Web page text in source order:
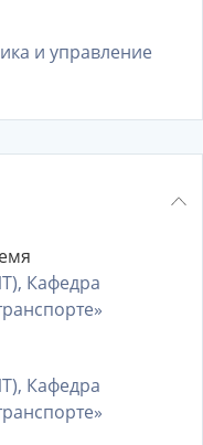
и управление
Кафедра
Кафедра